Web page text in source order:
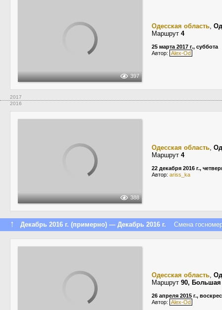
397
Одесская область,
Маршрут 4
25 марта 2017 г., суббота
Автор: Alex-Od
2017
2016
388
Одесская область,
Маршрут 4
22 декабря 2016 г.,
Автор: ariss_ka
↑ Декабрь 2016 г. (примерно) — Декабрь 2016 г. Смена
Одесская область,
Маршрут 90,
26 апреля 2015 г.,
Автор: Alex-Od